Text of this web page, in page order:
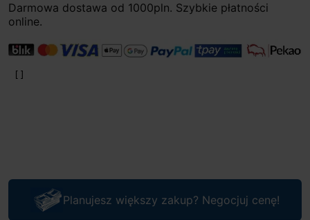
Darmowa dostawa od 1000pln. Szybkie płatności
online.
Planujesz większy zakup? Negocjuj cenę!